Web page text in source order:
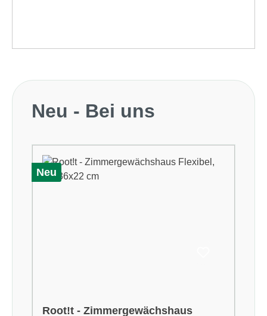
Produktgalerie überspringen
Neu - Bei uns
Neu
Root!t - Zimmergewächshaus